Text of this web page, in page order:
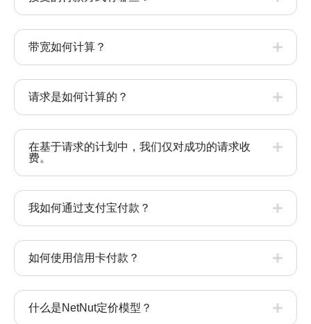
带宽如何计算？
请求是如何计算的？
在基于请求的计划中，我们仅对成功的请求收
费。
我如何通过支付宝付款？
如何使用信用卡付款？
什么是NetNut定价模型？